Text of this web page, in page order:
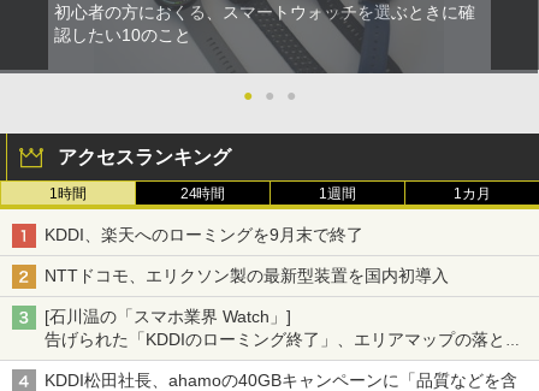
初心者の方におくる、スマートウォッチを選ぶときに確
認したい10のこと
● ● ●
アクセスランキング
1時間 24時間 1週間 1カ月
KDDI、楽天へのローミングを9月末で終了
NTTドコモ、エリクソン製の最新型装置を国内初導入
[石川温の「スマホ業界 Watch」]
告げられた「KDDIのローミング終了」、エリアマップの落とし
穴と楽天モバイルの課題
KDDI松田社長、ahamoの40GBキャンペーンに「品質などを含